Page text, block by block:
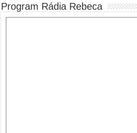
Program Rádia Rebeca